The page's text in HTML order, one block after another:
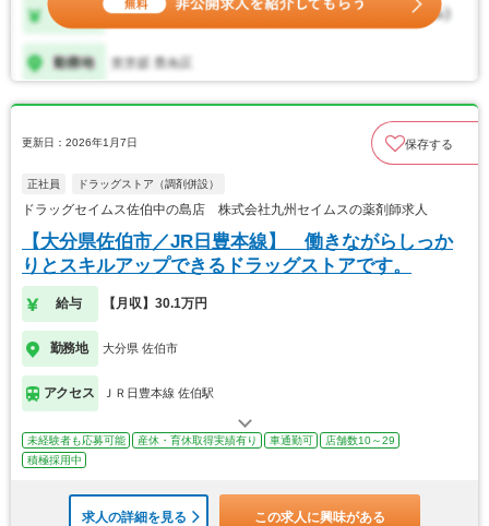
更新日：2026年1月7日 保存する
正社員 ドラッグストア（調剤併設）
ドラッグセイムス佐伯中の島店 株式会社九州セイムスの薬剤師求人
【大分県佐伯市／JR日豊本線】 働きながらしっか
りとスキルアップできるドラッグストアです。
給与 【月収】30.1万円
勤務地 大分県 佐伯市
アクセス ＪＲ日豊本線 佐伯駅
未経験者も応募可能 産休・育休取得実績有り 車通勤可
店舗数10～29
積極採用中
求人の詳細を見る この求人に興味がある